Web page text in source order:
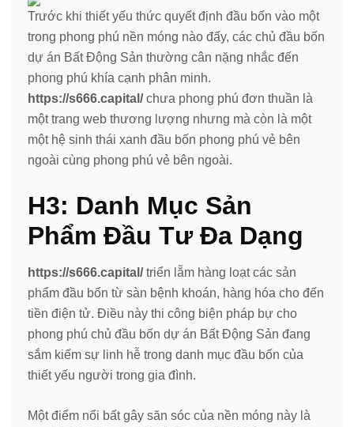
Trước khi thiết yếu thức quyết định đầu bốn vào một
trong phong phú nền móng nào đấy, các chủ đầu bốn
dự án Bất Động Sản thường cân nặng nhắc đến
phong phú khía cạnh phân minh.
https://s666.capital/chưa phong phú đơn thuần là
một trang web thương lượng nhưng mà còn là một
một hệ sinh thái xanh đầu bốn phong phú vẻ bên
ngoài cùng phong phú vẻ bên ngoài.
H3: Danh Mục Sản
Phẩm Đầu Tư Đa Dạng
https://s666.capital/triển lẵm hàng loạt các sản
phẩm đầu bốn từ sàn bệnh khoán, hàng hóa cho đến
tiền điện tử. Điều này thi công biện pháp bự cho
phong phú chủ đầu bốn dự án Bất Động Sản đang
sắm kiếm sự linh hễ trong danh mục đầu bốn của
thiết yếu người trong gia đình.
Một điểm nổi bất gây săn sóc của nền móng này là